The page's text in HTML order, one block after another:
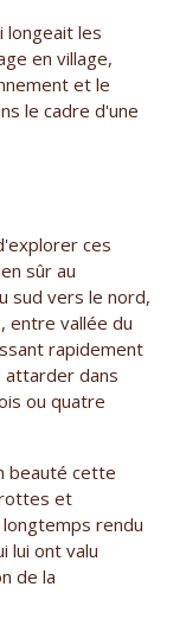
longeait les
en village,
et le
le cadre d'une
ces
sûr au
sud vers le nord,
entre vallée du
rapidement
attarder dans
ou quatre
beauté cette
et
rendu
lui ont valu
de la